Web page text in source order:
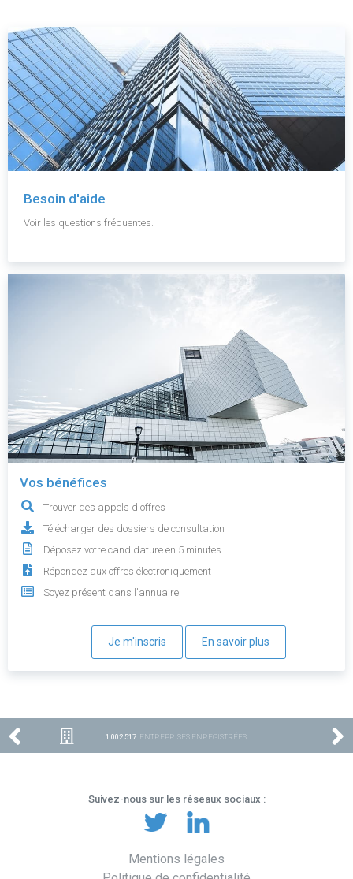
Besoin d'aide
Voir les questions fréquentes.
Vos bénéfices
Trouver des appels d'offres
Télécharger des dossiers de consultation
Déposez votre candidature en 5 minutes
Répondez aux offres électroniquement
Soyez présent dans l'annuaire
Je m'inscris En savoir plus
1 002 517 ENTREPRISES ENREGISTRÉES
Suivez-nous sur les réseaux sociaux :
Mentions légales